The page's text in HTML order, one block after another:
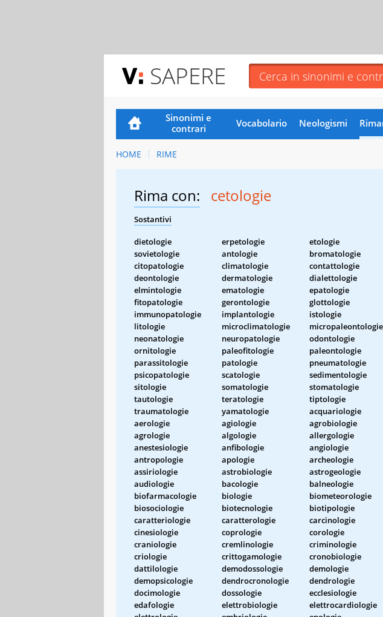
SAPERE
Sinonimi e
contrari
Vocabolario Neologismi
HOME RIME
Rima con: cetologie
Sostantivi
dietologie erpetologie etologie
sovietologie
antologie bromatologie
citopatologie
climatologie contattologie
deontologie
dermatologie dialettologie
elmintologie
ematologie epatologie
fitopatologie
gerontologie glottologie
immunopatologie
implantologie istologie
litologie
microclimatologie micropaleontologie
neonatologie
neuropatologie odontologie
ornitologie
paleofitologie paleontologie
parassitologie
patologie pneumatologie
psicopatologie
scatologie sedimentologie
sitologie
somatologie stomatologie
tautologie
teratologie tiptologie
traumatologie
yamatologie acquariologie
aerologie
agiologie agrobiologie
agrologie
algologie allergologie
anestesiologie
anfibologie angiologie
antropologie
apologie archeologie
assiriologie
astrobiologie astrogeologie
audiologie
bacologie balneologie
biofarmacologie
biologie biometeorologie
biosociologie
biotecnologie biotipologie
caratteriologie
caratterologie carcinologie
cinesiologie
coprologie corologie
craniologie
cremlinologie criminologie
criologie
crittogamologie cronobiologie
dattilologie
demodossologie demologie
demopsicologie
dendrocronologie dendrologie
docimologie
dossologie ecclesiologie
edafologie
elettrobiologie elettrocardiologie